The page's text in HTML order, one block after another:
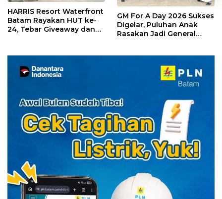
HARRIS Resort Waterfront
Batam Rayakan HUT ke-
24, Tebar Giveaway dan
GM For A Day 2026 Sukses
Digelar, Puluhan Anak
Rasakan Jadi General